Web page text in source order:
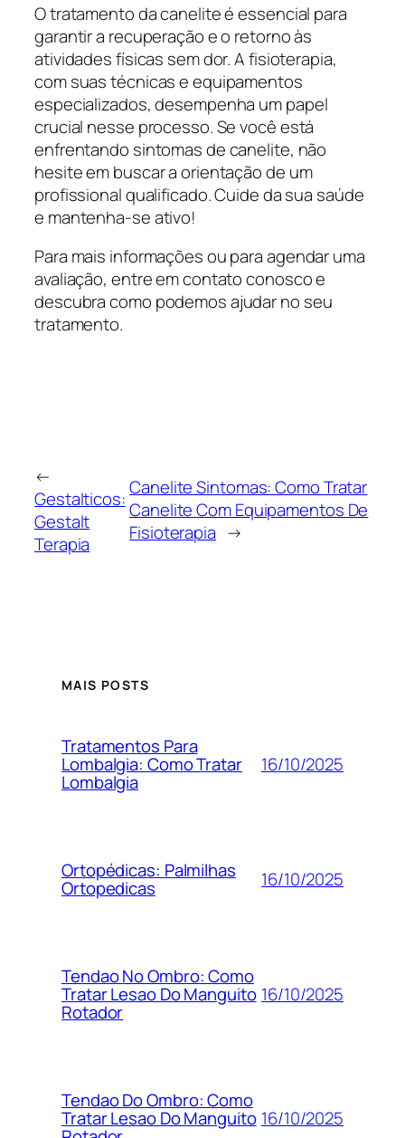
O tratamento da canelite é essencial para
garantir a recuperação e o retorno às
atividades físicas sem dor. A fisioterapia,
com suas técnicas e equipamentos
especializados, desempenha um papel
crucial nesse processo. Se você está
enfrentando sintomas de canelite, não
hesite em buscar a orientação de um
profissional qualificado. Cuide da sua saúde
e mantenha-se ativo!
Para mais informações ou para agendar uma
avaliação, entre em contato conosco e
descubra como podemos ajudar no seu
tratamento.
←
Gestalticos:
Gestalt
Terapia
Canelite Sintomas: Como Tratar
Canelite Com Equipamentos De
Fisioterapia →
MAIS POSTS
Tratamentos Para
Lombalgia: Como Tratar
Lombalgia
16/10/2025
Ortopédicas: Palmilhas
Ortopedicas 16/10/2025
Tendao No Ombro: Como
Tratar Lesao Do Manguito
Rotador
16/10/2025
Tendao Do Ombro: Como
Tratar Lesao Do Manguito 16/10/2025